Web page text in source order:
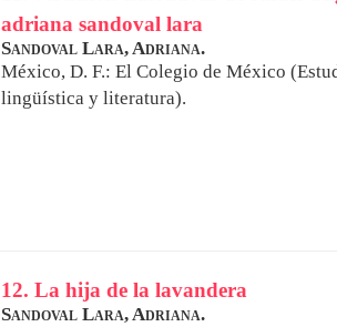
adriana sandoval lara
Sandoval Lara, Adriana.
México, D. F.: El Colegio de México
lingüística y literatura).
12. La hija de la lavandera
Sandoval Lara, Adriana.